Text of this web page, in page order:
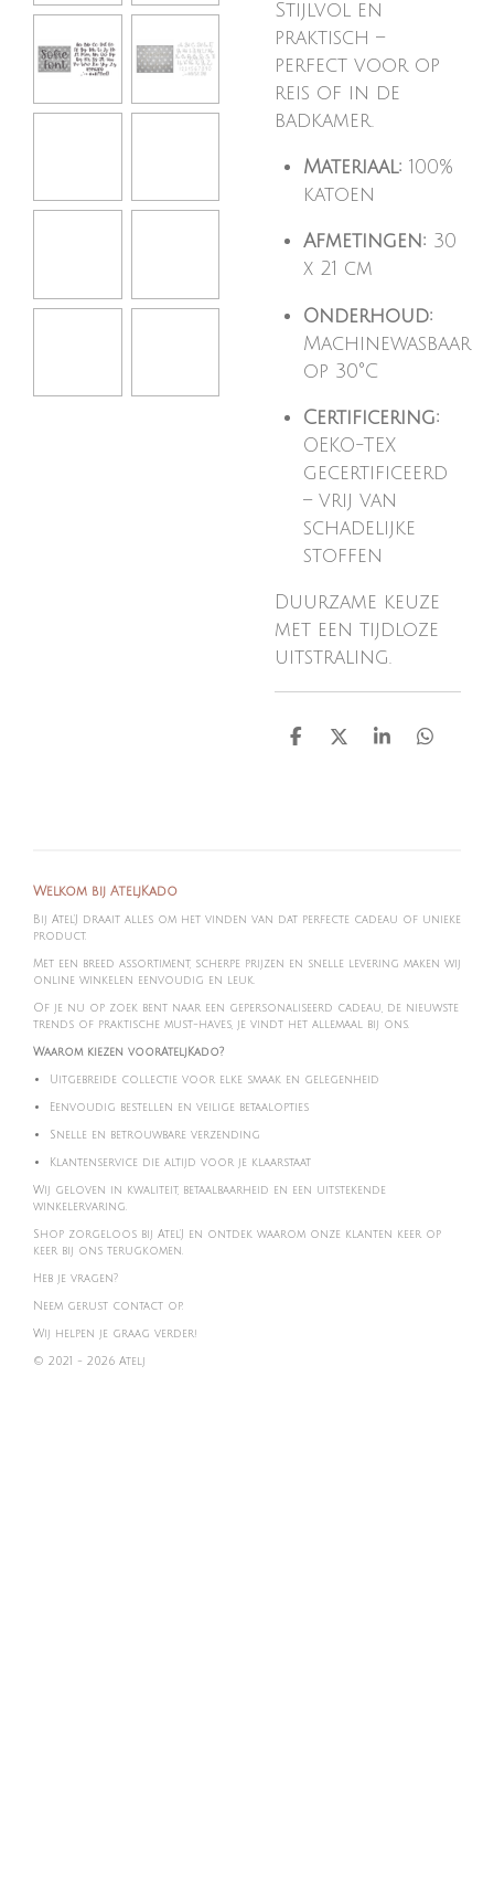
Stijlvol en
praktisch –
perfect voor op
reis of in de
badkamer.
Materiaal: 100%
katoen
Afmetingen: 30
x 21 cm
Onderhoud:
Machinewasbaar
op 30°C
Certificering:
OEKO-TEX
gecertificeerd
– vrij van
schadelijke
stoffen
Duurzame keuze
met een tijdloze
uitstraling.
D
D
S
D
Welkom bij AteljKado
Bij Atel'J draait alles om het vinden van dat perfecte cadeau of unieke
product.
Met een breed assortiment, scherpe prijzen en snelle levering maken wij
online winkelen eenvoudig en leuk.
Of je nu op zoek bent naar een gepersonaliseerd cadeau, de nieuwste
trends of praktische must-haves, je vindt het allemaal bij ons.
Waarom kiezen voorAteljKado?
Uitgebreide collectie voor elke smaak en gelegenheid
Eenvoudig bestellen en veilige betaalopties
Snelle en betrouwbare verzending
Klantenservice die altijd voor je klaarstaat
Wij geloven in kwaliteit, betaalbaarheid en een uitstekende
winkelervaring.
Shop zorgeloos bij Atel'J en ontdek waarom onze klanten keer op
keer bij ons terugkomen.
Heb je vragen?
Neem gerust contact op.
Wij helpen je graag verder!
© 2021 - 2026 Atelj